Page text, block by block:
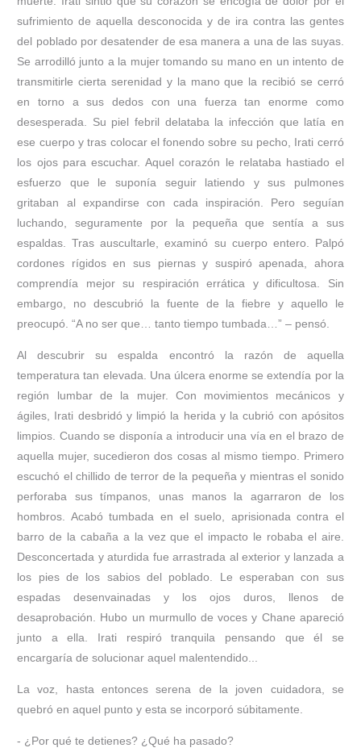
sufrimiento de aquella desconocida y de ira contra las gentes
del poblado por desatender de esa manera a una de las suyas.
Se arrodilló junto a la mujer tomando su mano en un intento de
transmitirle cierta serenidad y la mano que la recibió se cerró
en torno a sus dedos con una fuerza tan enorme como
desesperada. Su piel febril delataba la infección que latía en
ese cuerpo y tras colocar el fonendo sobre su pecho, Irati cerró
los ojos para escuchar. Aquel corazón le relataba hastiado el
esfuerzo que le suponía seguir latiendo y sus pulmones
gritaban al expandirse con cada inspiración. Pero seguían
luchando, seguramente por la pequeña que sentía a sus
espaldas. Tras auscultarle, examinó su cuerpo entero. Palpó
cordones rígidos en sus piernas y suspiró apenada, ahora
comprendía mejor su respiración errática y dificultosa. Sin
embargo, no descubrió la fuente de la fiebre y aquello le
preocupó. “A no ser que… tanto tiempo tumbada…” – pensó.
Al descubrir su espalda encontró la razón de aquella
temperatura tan elevada. Una úlcera enorme se extendía por la
región lumbar de la mujer. Con movimientos mecánicos y
ágiles, Irati desbridó y limpió la herida y la cubrió con apósitos
limpios. Cuando se disponía a introducir una vía en el brazo de
aquella mujer, sucedieron dos cosas al mismo tiempo. Primero
escuchó el chillido de terror de la pequeña y mientras el sonido
perforaba sus tímpanos, unas manos la agarraron de los
hombros. Acabó tumbada en el suelo, aprisionada contra el
barro de la cabaña a la vez que el impacto le robaba el aire.
Desconcertada y aturdida fue arrastrada al exterior y lanzada a
los pies de los sabios del poblado. Le esperaban con sus
espadas desenvainadas y los ojos duros, llenos de
desaprobación. Hubo un murmullo de voces y Chane apareció
junto a ella. Irati respiró tranquila pensando que él se
encargaría de solucionar aquel malentendido...
La voz, hasta entonces serena de la joven cuidadora, se
quebró en aquel punto y esta se incorporó súbitamente.
- ¿Por qué te detienes? ¿Qué ha pasado?